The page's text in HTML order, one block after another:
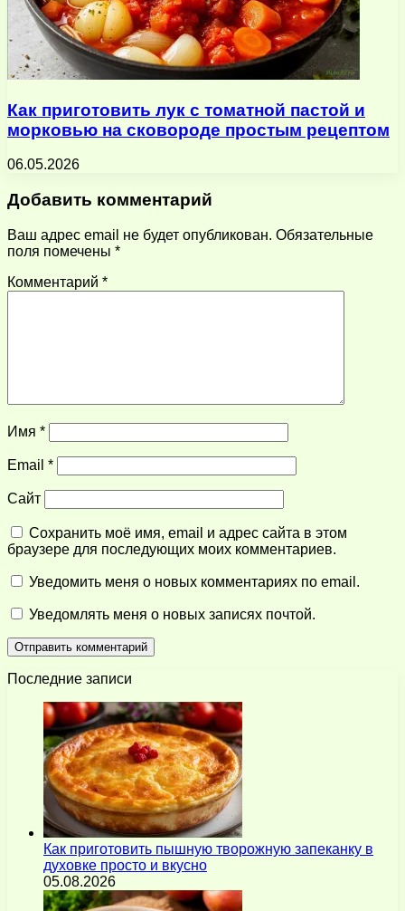
Как приготовить лук с томатной пастой и
морковью на сковороде простым рецептом
06.05.2026
Добавить комментарий
Ваш адрес email не будет опубликован. Обязательные
поля помечены *
Комментарий *
Имя *
Email *
Сайт
Сохранить моё имя, email и адрес сайта в этом
браузере для последующих моих комментариев.
Уведомить меня о новых комментариях по email.
Уведомлять меня о новых записях почтой.
Последние записи
Как приготовить пышную творожную запеканку в
духовке просто и вкусно
05.08.2026